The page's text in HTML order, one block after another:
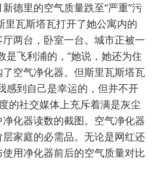
德里的空气质量跌至“严重”污
里瓦斯塔瓦打开了她公寓内的
两台，卧室一台。城市正被一
是飞利浦的，”她说，她还为住
空气净化器。但斯里瓦斯塔瓦
感到自己是幸运的，但并不开
的社交媒体上充斥着满是灰尘
化器读数的截图。空气净化器
家庭的必需品。无论是网红还
用净化器前后的空气质量对比